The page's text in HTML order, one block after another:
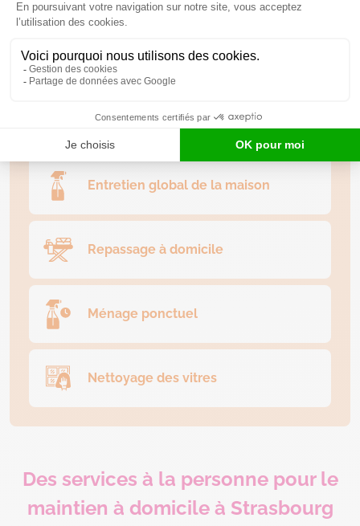
Ménage à domicile
Entretien global de la maison
Repassage à domicile
Ménage ponctuel
Nettoyage des vitres
Des services à la personne pour le
maintien à domicile à Strasbourg